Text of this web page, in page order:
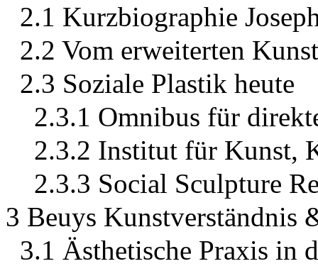
2.1 Kurzbiographie
2.2 Vom erweiterten
2.3 Soziale Plastik heute
2.3.1 Omnibus für
2.3.2 Institut für Kunst,
2.3.3 Social Sculpture
3 Beuys Kunstverständnis
3.1 Ästhetische Praxis in